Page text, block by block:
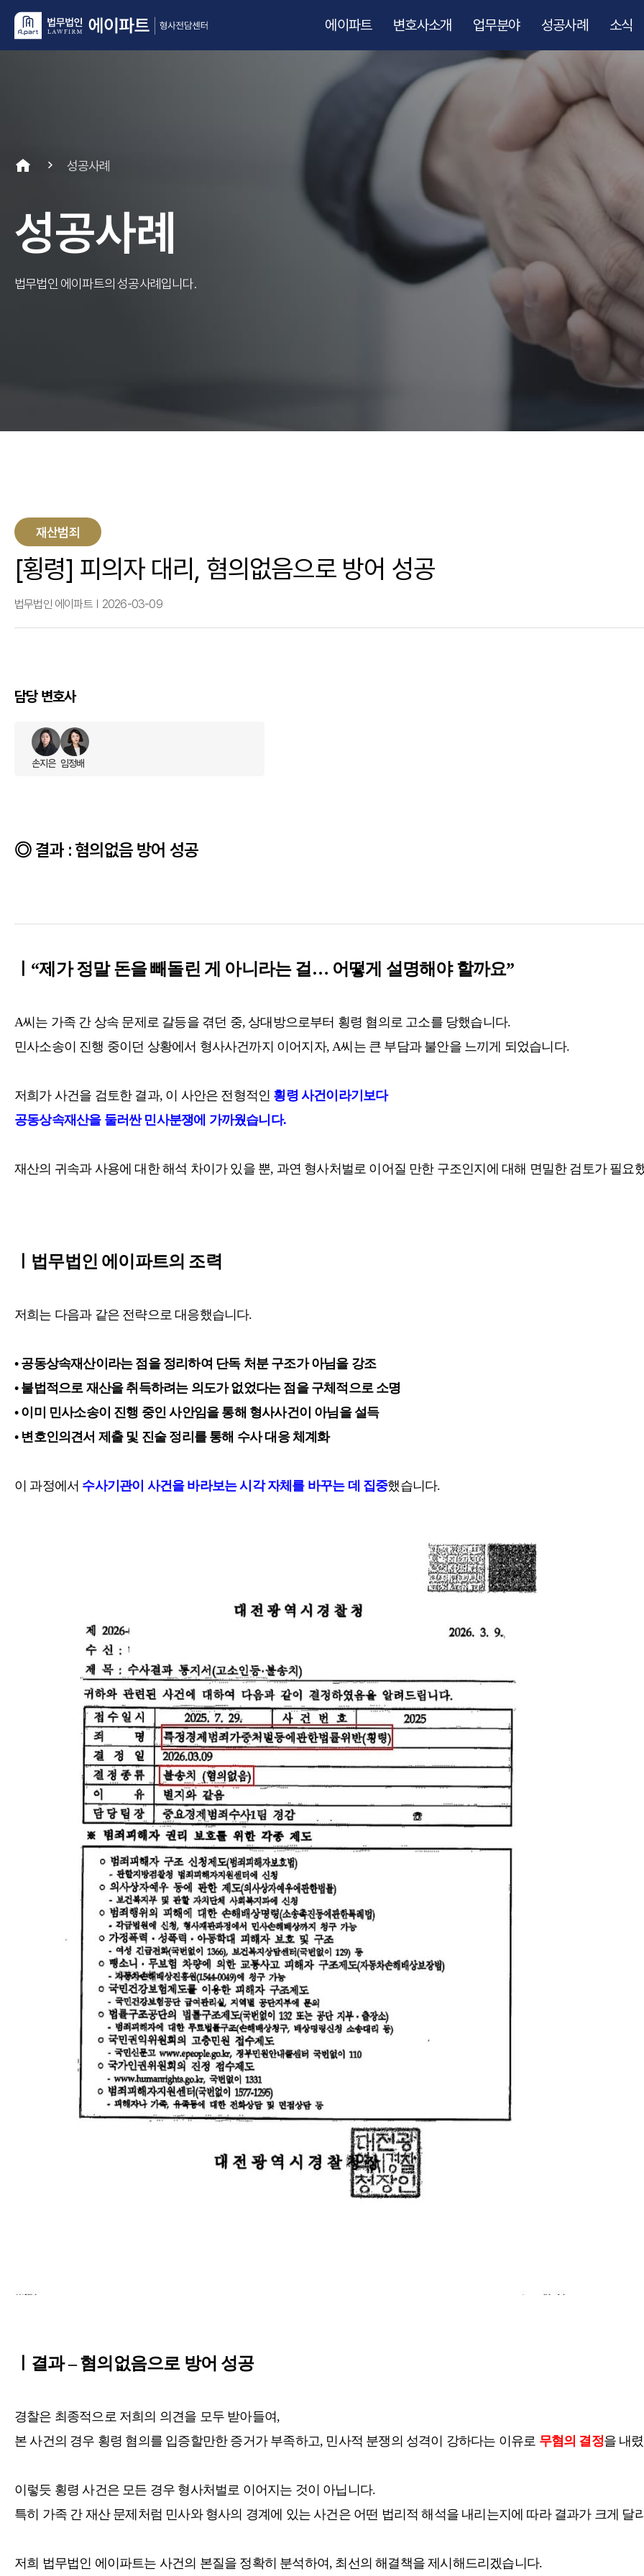
에이파트 변호사소개 업무분야 성공사례 소식
성공사례
성공사례
법무법인 에이파트의 성공사례입니다.
재산범죄
[횡령] 피의자 대리, 혐의없음으로 방어 성공
법무법인 에이파트 2026-03-09
담당 변호사
손지은 임정배
결과 : 혐의없음 방어 성공
ㅣ“제가 정말 돈을 빼돌린 게 아니라는 걸… 어떻게 설명해야 할까요”
A씨는 가족 간 상속 문제로 갈등을 겪던 중, 상대방으로부터 횡령 혐의로 고소를 당했습니다.
민사소송이 진행 중이던 상황에서 형사사건까지 이어지자, A씨는 큰 부담과 불안을 느끼게 되었습니다.
저희가 사건을 검토한 결과, 이 사안은 전형적인 횡 령 사건이라기보다
공동상속재산을 둘러싼 민사분쟁에 가까웠습니다.
재산의 귀속과 사용에 대한 해석 차이가 있을 뿐, 과연 형사처벌로 이어질 만한 구조인지에 대해 면밀한 검토가 필요
ㅣ법무법인 에이파트의 조력
저희는 다음과 같은 전략으로 대응했습니다.
• 공동상속재산이라는 점을 정리하여 단독 처분 구조가 아님을 강조
• 불법적으로 재산을 취득하려는 의도가 없었다는 점을 구체적으로 소명
• 이미 민사소송이 진행 중인 사안임을 통해 형사사건이 아님을 설득
• 변호인의견서 제출 및 진술 정리를 통해 수사 대응 체계화
이 과정에서 수사기관이 사건을 바라보는 시각 자체를 바꾸는 데 집중했습니다.
ㅣ결과 – 혐의없음으로 방어 성공
경찰은 최종적으로 저희의 의견을 모두 받아들여,
본 사건의 경우 횡령 혐의를 입증할만한 증거가 부족하고, 민사적 분쟁의 성격이 강하다는 이유로 무혐의 결정을 내
이렇듯 횡령 사건은 모든 경우 형사처벌로 이어지는 것이 아닙니다.
특히 가족 간 재산 문제처럼 민사와 형사의 경계에 있는 사건은 어떤 법리적 해석을 내리는지에 따라 결과가 크게 달
저희 법무법인 에이파트는 사건의 본질을 정확히 분석하여, 최선의 해결책을 제시해드리겠습니다.